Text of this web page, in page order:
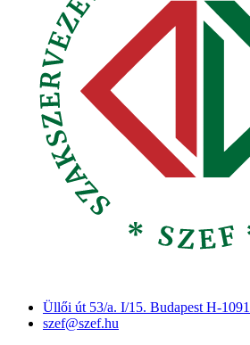
Üllői út 53/a. I/15. Budapest H-1091
szef@szef.hu